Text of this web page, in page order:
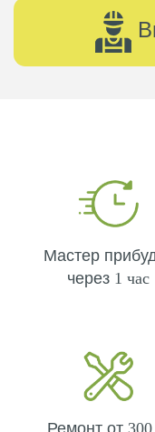
Мастер
через 1 час
Ремонт от